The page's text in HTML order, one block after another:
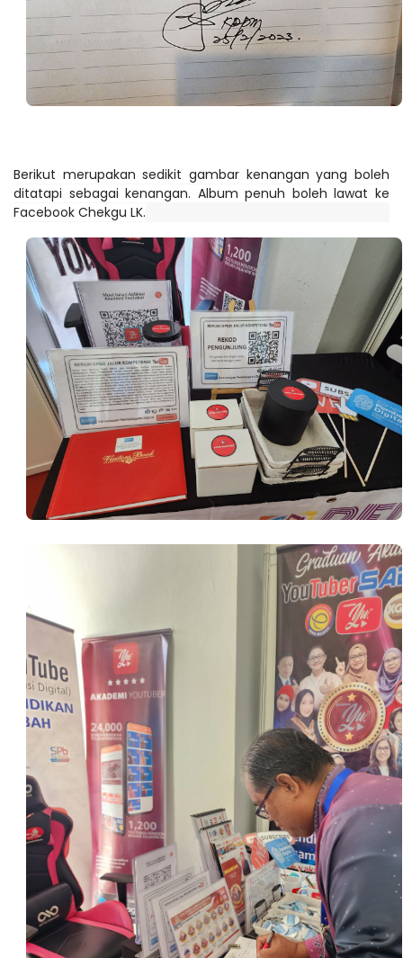
Berikut merupakan sedikit gambar kenangan yang boleh
ditatapi sebagai kenangan. Album penuh boleh lawat ke
Facebook Chekgu LK.